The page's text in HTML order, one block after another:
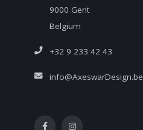
9000 Gent
Belgium
+32 9 233 42 43
info@AxeswarDesign.be